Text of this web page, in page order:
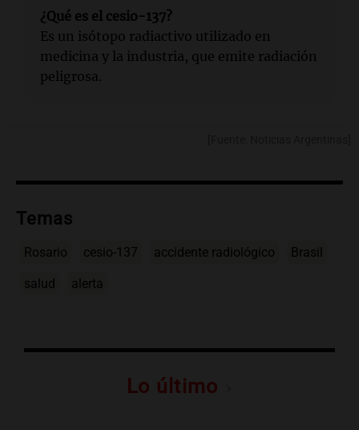
¿Qué es el cesio-137?
Es un isótopo radiactivo utilizado en
medicina y la industria, que emite radiación
peligrosa.
Temas
Rosario cesio-137 accidente radiológico Brasil
salud alerta
Lo último